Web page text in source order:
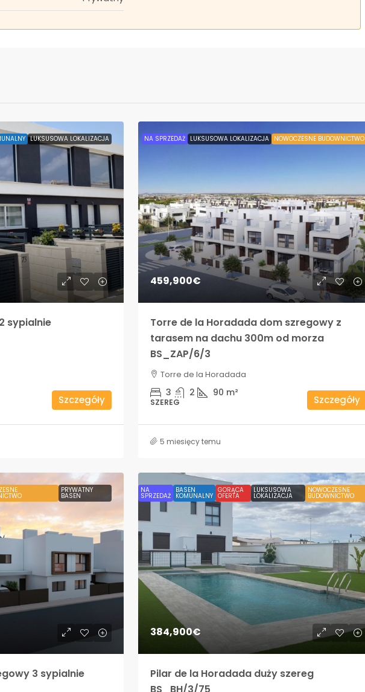
LUKSUSOWA LOKALIZACJA
sypialnie
Szczegóły
NA SPRZEDAŻ LUKSUSOWA LOKALIZACJA NOWOCZESNE BUDOWNICTWO
459,900€
Torre de la Horadada dom szregowy z
tarasem na dachu 300m od morza
BS_ZAP/6/3
Torre de la Horadada
3 2 90 m²
SZEREG Szczegóły
5 miesięcy temu
PRYWATNY
BASEN
3 sypialnie
NA
SPRZEDAŻ
BASEN
KOMUNALNY
GORĄCA
OFERTA
LUKSUSOWA
LOKALIZACJA
NOWOCZESNE
BUDOWNICTWO
384,900€
Pilar de la Horadada duży szereg